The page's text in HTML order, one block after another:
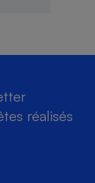
réalisés